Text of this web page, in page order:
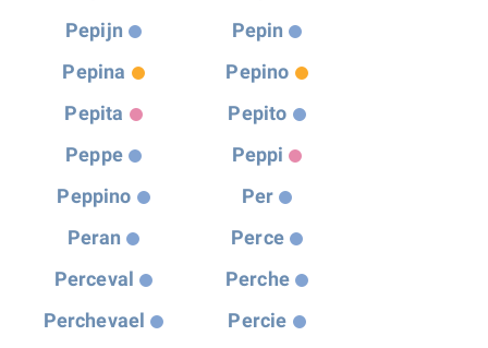
Pepijn
Pepin
Pepina
Pepino
Pepita
Pepito
Peppe
Peppi
Peppino
Per
Peran
Perce
Perceval
Perche
Perchevael
Percie